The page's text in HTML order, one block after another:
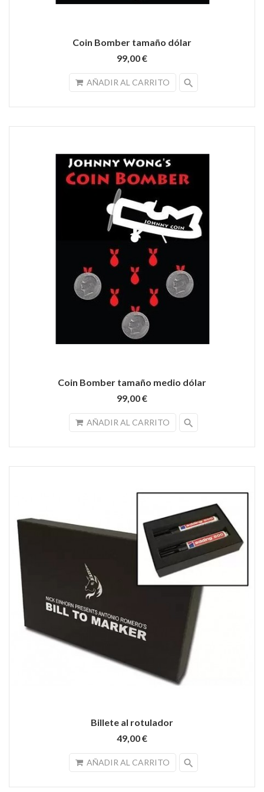
Coin Bomber tamaño dólar
99,00 €
AÑADIR AL CARRITO search
Coin Bomber tamaño medio dólar
99,00 €
AÑADIR AL CARRITO search
Billete al rotulador
49,00 €
AÑADIR AL CARRITO search